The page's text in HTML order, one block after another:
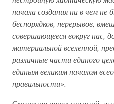
начала создания ни в чем не
беспорядков, перерывов,
совершающееся вокруг нас,
материальной вселенной,
различные части единого
единым великим началом
правильности».